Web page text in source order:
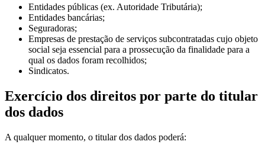
Entidades públicas (ex. Autoridade Tributária);
Entidades bancárias;
Seguradoras;
Empresas de prestação de serviços subcontratadas cujo objeto
social seja essencial para a prossecução da finalidade para a
qual os dados foram recolhidos;
Sindicatos.
Exercício dos direitos por parte do titular
dos dados
A qualquer momento, o titular dos dados poderá: